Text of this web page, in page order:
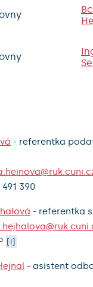
- referentka
491 390
- referentka
[i]
- asistent